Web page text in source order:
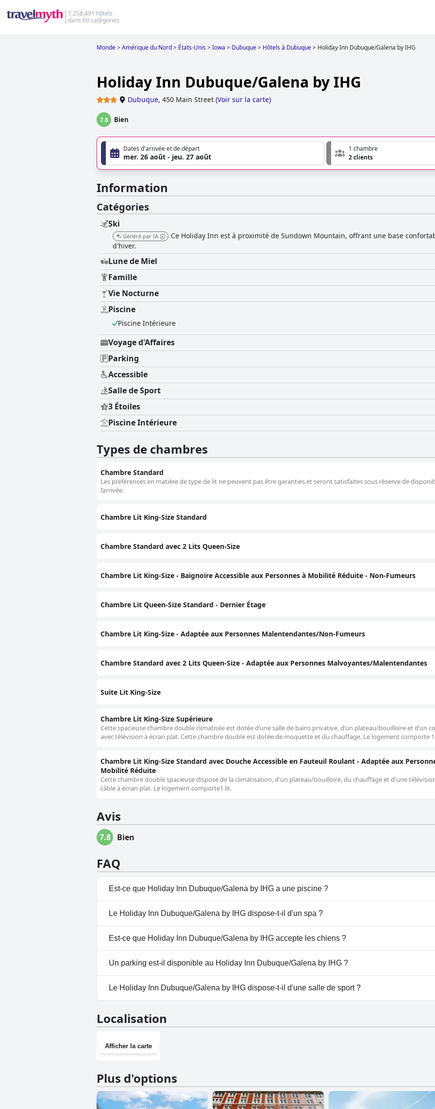
7,258,491 hôtels
dans 60 catégories
Monde>Amérique du Nord> États-Unis>Iowa > Dubuque> Hôtels à Dubuque> Holiday Inn Dubuque/Galena by IHG
Holiday Inn Dubuque/Galena by IHG
Dubuque, 450 Main Street (Voir sur la carte)
7.8 Bien
Dates d'arrivée et de départ
mer. 26 août - jeu. 27 août
1 chambre
2 clients
Information
Catégories
Ski
Généré par IA
Ce Holiday Inn est à proximité de Sundown Mountain, offrant une base
d'hiver.
Lune de Miel
Famille
Vie Nocturne
Piscine
Piscine Intérieure
Voyage d'Affaires
Parking
Accessible
Salle de Sport
3 Étoiles
Piscine Intérieure
Types de chambres
Chambre Standard
Les préférences en matière de type de lit ne peuvent pas être garanties et seront satisfaites sous réserve de
l’arrivée.
Chambre Lit King-Size Standard
Chambre Standard avec 2 Lits Queen-Size
Chambre Lit King-Size - Baignoire Accessible aux Personnes à Mobilité Réduite - Non-Fumeurs
Chambre Lit Queen-Size Standard - Dernier Étage
Chambre Lit King-Size - Adaptée aux Personnes Malentendantes/Non-Fumeurs
Chambre Standard avec 2 Lits Queen-Size - Adaptée aux Personnes Malvoyantes/Malentendantes
Suite Lit King-Size
Chambre Lit King-Size Supérieure
Cette spacieuse chambre double climatisée est dotée d’une salle de bains privative, d’un plateau/bouilloire et d’un
avec télévision à écran plat. Cette chambre double est dotée de moquette et du chauffage. Le logement comporte
Chambre Lit King-Size Standard avec Douche Accessible en Fauteuil Roulant - Adaptée aux
Mobilité Réduite
Cette chambre double spacieuse dispose de la climatisation, d'un plateau/bouilloire, du chauffage et d'une
câble à écran plat. Le logement comporte1 lit.
Avis
7.8 Bien
FAQ
Est-ce que Holiday Inn Dubuque/Galena by IHG a une piscine ?
Oui, Holiday Inn Dubuque/Galena by IHG dispose de piscine(s) appartenant à une ou
: Piscine Intérieure.
Le Holiday Inn Dubuque/Galena by IHG dispose-t-il d'un spa ?
Non, il n'y a pas de spa à Holiday Inn Dubuque/Galena by IHG.
Est-ce que Holiday Inn Dubuque/Galena by IHG accepte les chiens ?
Non, Holiday Inn Dubuque/Galena by IHG n'accepte pas les chiens.
Un parking est-il disponible au Holiday Inn Dubuque/Galena by IHG ?
Oui, un parking est disponible à Holiday Inn Dubuque/Galena by IHG.
Le Holiday Inn Dubuque/Galena by IHG dispose-t-il d'une salle de sport ?
Localisation
Afficher la carte
Plus d'options